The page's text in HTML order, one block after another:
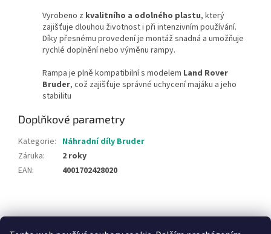
Vyrobeno z kvalitního a odolného plastu, který
zajišťuje dlouhou životnost i při intenzivním používání.
Díky přesnému provedení je montáž snadná a umožňuje
rychlé doplnění nebo výměnu rampy.
Rampa je plně kompatibilní s modelem Land Rover
Bruder, což zajišťuje správné uchycení majáku a jeho
stabilitu
Doplňkové parametry
Kategorie: Náhradní díly Bruder
Záruka:
2 roky
EAN: 4001702428020
á